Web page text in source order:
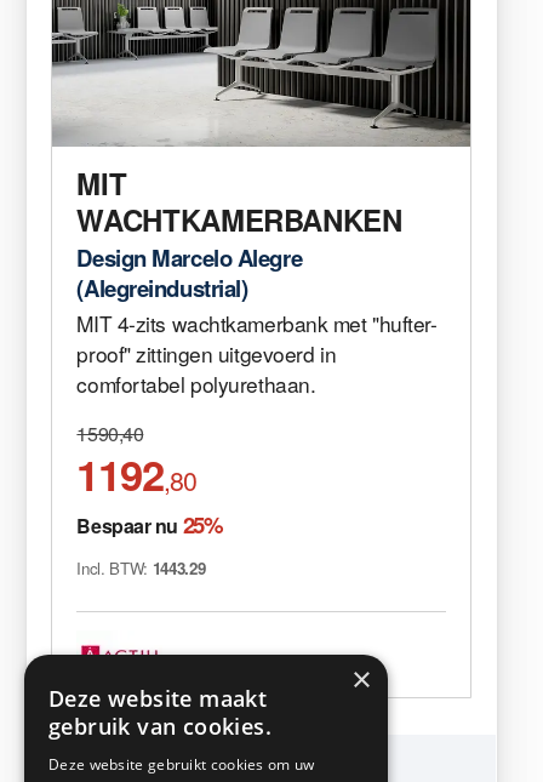
MIT
WACHTKAMERBANKEN
Design Marcelo Alegre
(Alegreindustrial)
MIT 4-zits wachtkamerbank met "hufter-
proof" zittingen uitgevoerd in
comfortabel polyurethaan.
1590,40
1192,80
Bespaar nu 25%
Incl. BTW: 1443.29
KMP Kantoormeubilair
×
Deze website maakt
gebruik van cookies.
Deze website gebruikt cookies om uw